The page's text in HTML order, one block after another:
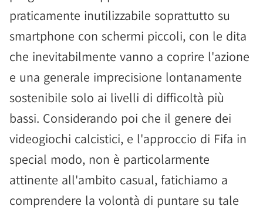
praticamente inutilizzabile soprattutto su
smartphone con schermi piccoli, con le dita
che inevitabilmente vanno a coprire l'azione
e una generale imprecisione lontanamente
sostenibile solo ai livelli di difficoltà più
bassi. Considerando poi che il genere dei
videogiochi calcistici, e l'approccio di Fifa in
special modo, non è particolarmente
attinente all'ambito casual, fatichiamo a
comprendere la volontà di puntare su tale